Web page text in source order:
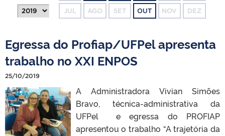
PORTARIAS
JUL AGO SET OUT NOV DEZ
Egressa do Profiap/UFPel apresenta
trabalho no XXI ENPOS
25/10/2019
A Administradora Vivian Simões
Bravo, técnica-administrativa da
UFPel e egressa do PROFIAP
apresentou o trabalho “A trajetória da